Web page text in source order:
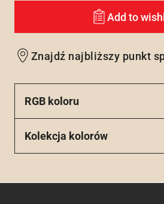
Add to
Znajdź najbliższy punkt
RGB koloru
Kolekcja kolorów